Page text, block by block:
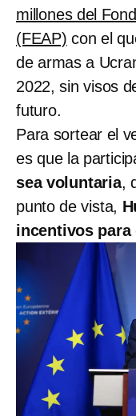
millones del
(FEAP) con el
de armas a
2022, sin visos
futuro.
Para sortear el
es que la
sea voluntaria,
punto de vista,
incentivos para